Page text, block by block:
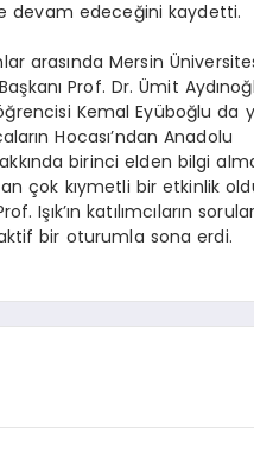
devam edeceğini kaydetti.
arasında Mersin
Prof. Dr. Ümit
öğrencisi Kemal Eyüboğlu da
Hocası’ndan Anadolu
birinci elden bilgi
çok kıymetli bir etkinlik
Işık’ın katılımcıların
bir oturumla sona erdi.